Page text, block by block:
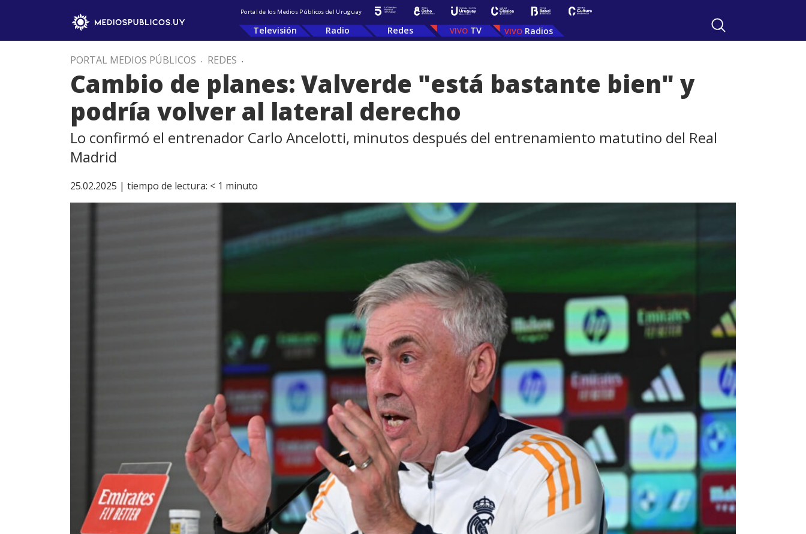
Portal de los Medios Públicos del Uruguay
Televisión Radio Redes TV Radios
PORTAL MEDIOS PÚBLICOS . REDES .
Cambio de planes: Valverde "está bastante bien" y
podría volver al lateral derecho
Lo confirmó el entrenador Carlo Ancelotti, minutos después del entrenamiento matutino del Real
Madrid
25.02.2025 | tiempo de lectura: < 1 minuto